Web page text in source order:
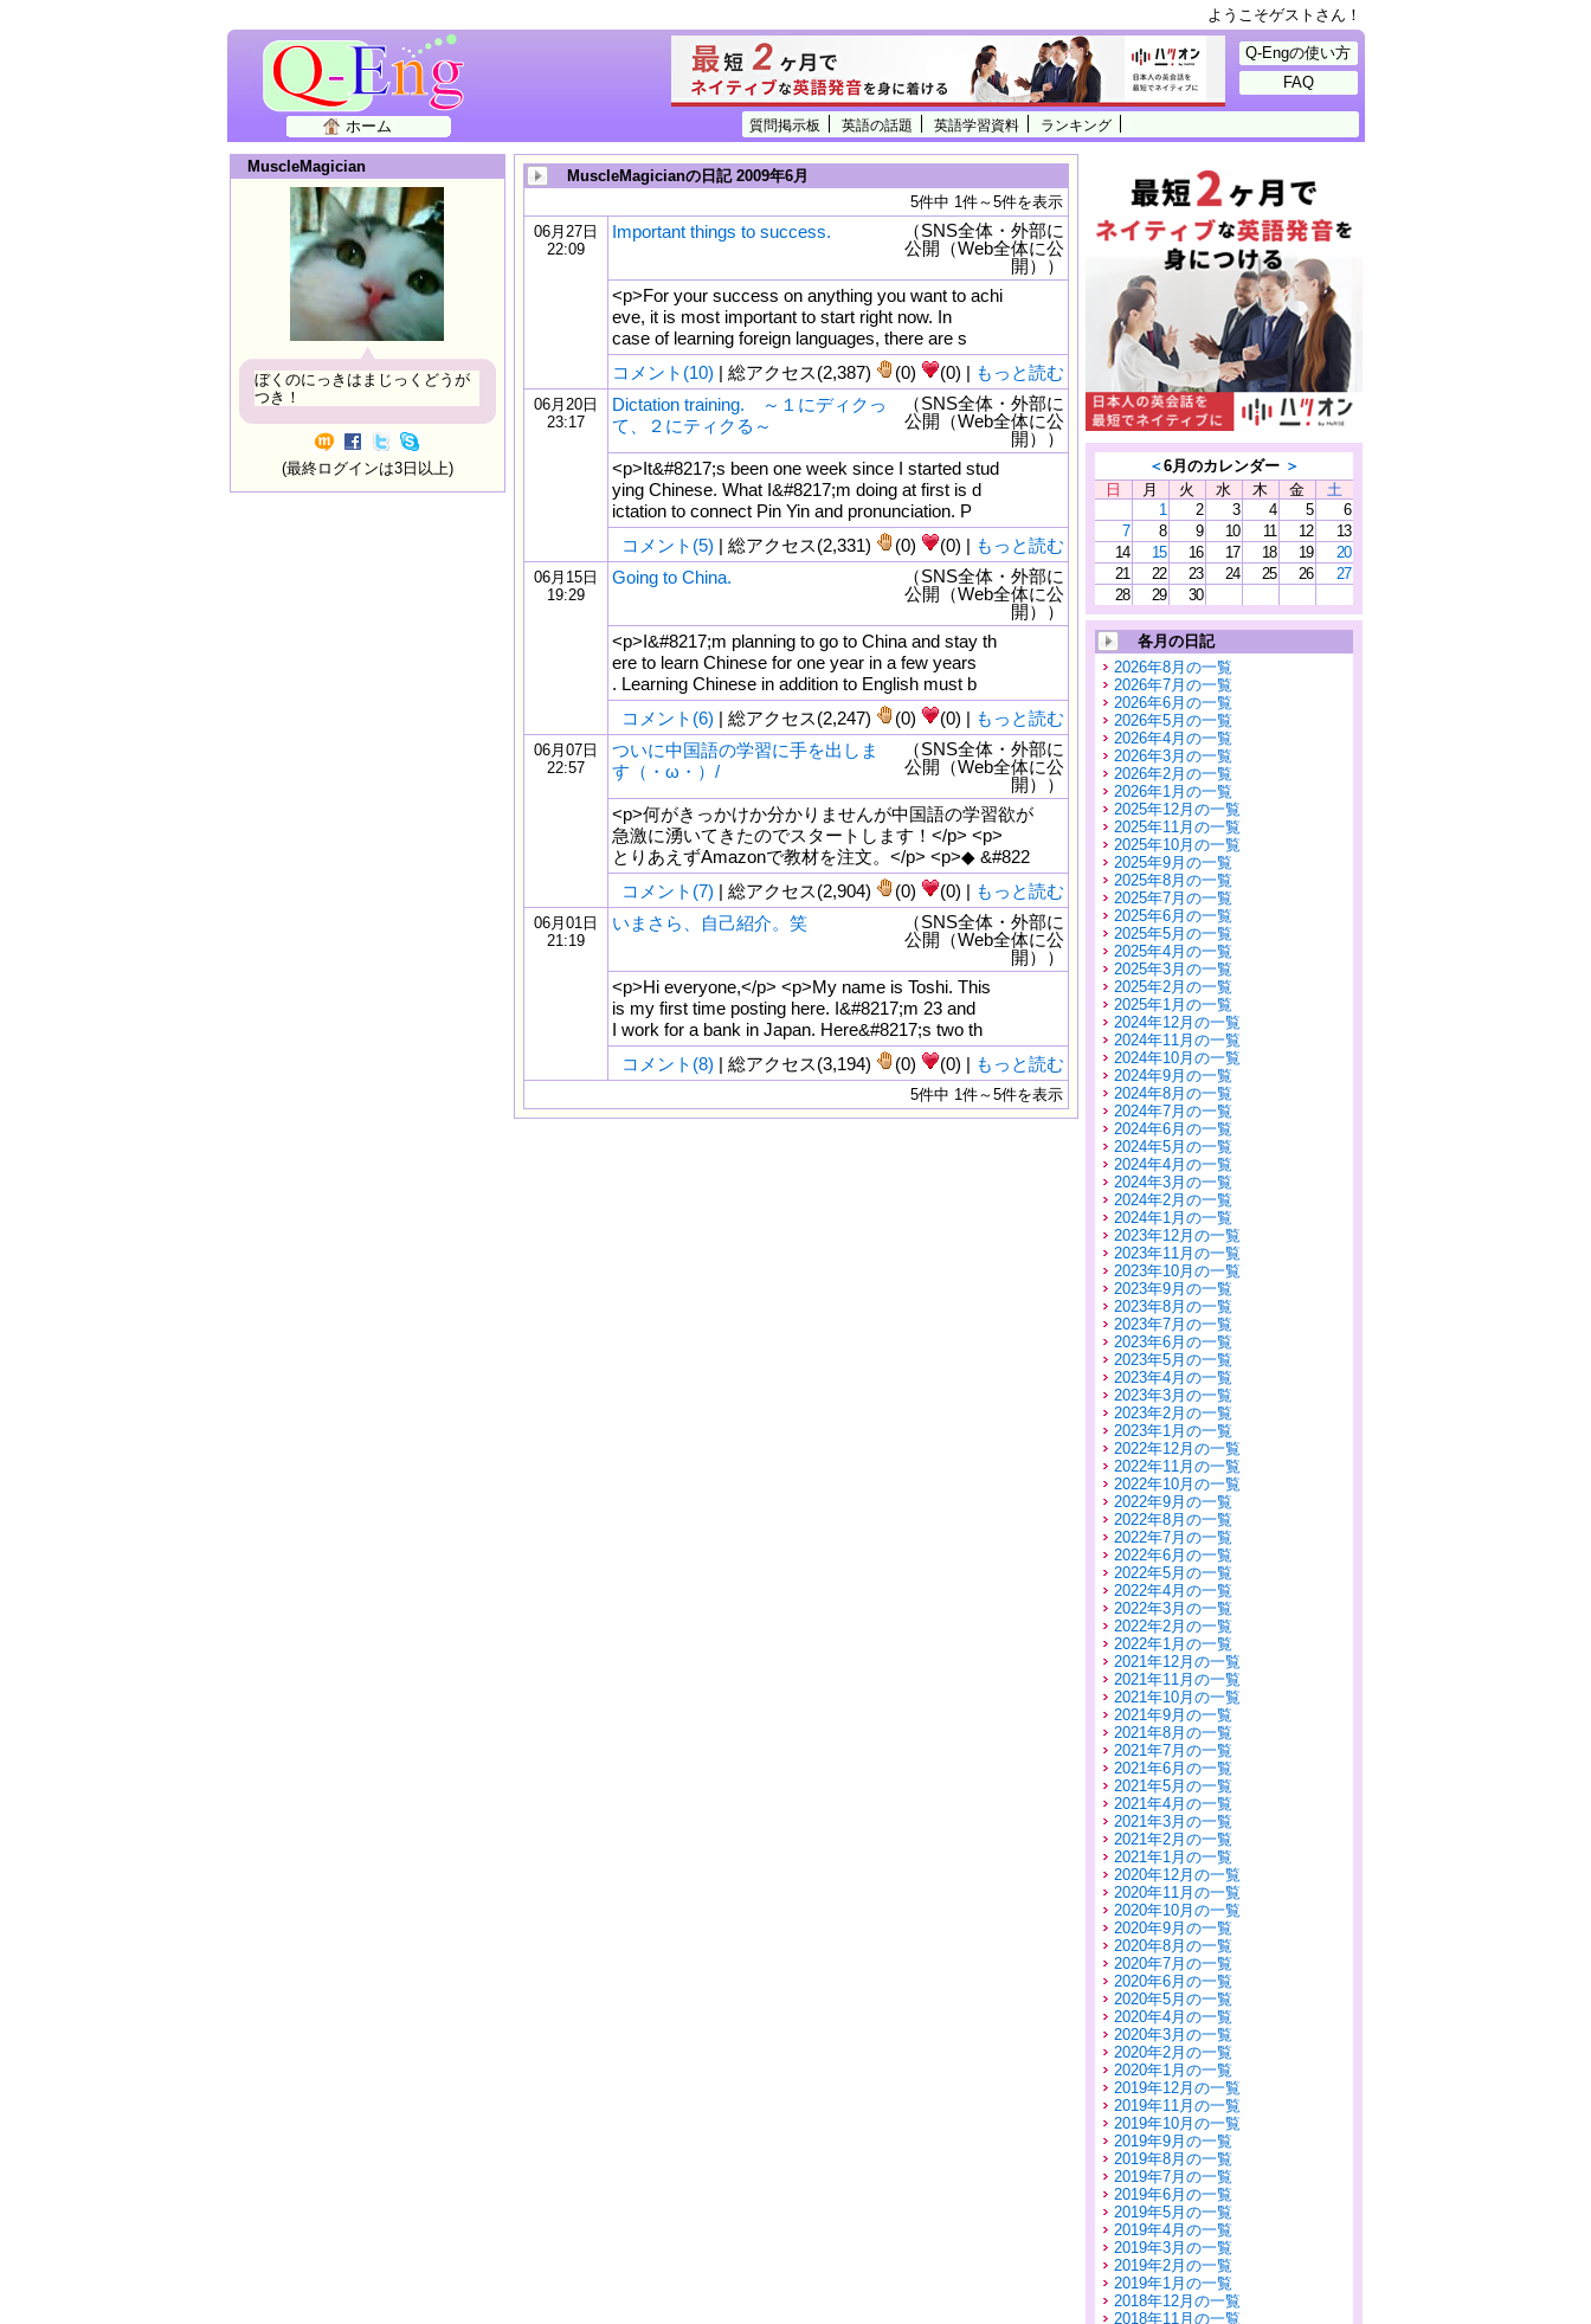
ようこそゲストさん！
質問掲示板 英語の話題 英語学習資料 ランキング
ホーム
Q-Engの使い方
FAQ
MuscleMagician
ぼくのにっきはまじっくどうが
つき！
(最終ログインは3日以上)
MuscleMagicianの日記 2009年6月
5件中 1件～5件を表示
06月27日
22:09
Important things to success.
（SNS全体・外部に
公開（Web全体に公
開））
<p>For your success on anything you want to achi
eve, it is most important to start right now. In
case of learning foreign languages, there are s
コメント(10) | 総アクセス(2,387) (0) (0) | もっと読む
06月20日
23:17
Dictation training. ～１にディクっ
て、２にティクる～
（SNS全体・外部に
公開（Web全体に公
開））
<p>It&#8217;s been one week since I started stud
ying Chinese. What I&#8217;m doing at first is d
ictation to connect Pin Yin and pronunciation. P
コメント(5) | 総アクセス(2,331) (0) (0) | もっと読む
06月15日
19:29
Going to China.
（SNS全体・外部に
公開（Web全体に公
開））
<p>I&#8217;m planning to go to China and stay th
ere to learn Chinese for one year in a few years
. Learning Chinese in addition to English must b
コメント(6) | 総アクセス(2,247) (0) (0) | もっと読む
06月07日
22:57
ついに中国語の学習に手を出しま
す（・ω・）/
（SNS全体・外部に
公開（Web全体に公
開））
<p>何がきっかけか分かりませんが中国語の学習欲が
急激に湧いてきたのでスタートします！</p> <p>
とりあえずAmazonで教材を注文。</p> <p>◆ &#822
コメント(7) | 総アクセス(2,904) (0) (0) | もっと読む
06月01日
21:19
いまさら、自己紹介。笑
（SNS全体・外部に
公開（Web全体に公
開））
<p>Hi everyone,</p> <p>My name is Toshi. This
is my first time posting here. I&#8217;m 23 and
I work for a bank in Japan. Here&#8217;s two th
コメント(8) | 総アクセス(3,194) (0) (0) | もっと読む
5件中 1件～5件を表示
＜6月のカレンダー ＞
日
月 火 水 木 金
土
1
2 3 4 5
6
7
8 9 10 11 12
13
14
15 16 17 18 19
20
21
22 23 24 25 26
27
28
29 30
各月の日記
2026年8月の一覧
2026年7月の一覧
2026年6月の一覧
2026年5月の一覧
2026年4月の一覧
2026年3月の一覧
2026年2月の一覧
2026年1月の一覧
2025年12月の一覧
2025年11月の一覧
2025年10月の一覧
2025年9月の一覧
2025年8月の一覧
2025年7月の一覧
2025年6月の一覧
2025年5月の一覧
2025年4月の一覧
2025年3月の一覧
2025年2月の一覧
2025年1月の一覧
2024年12月の一覧
2024年11月の一覧
2024年10月の一覧
2024年9月の一覧
2024年8月の一覧
2024年7月の一覧
2024年6月の一覧
2024年5月の一覧
2024年4月の一覧
2024年3月の一覧
2024年2月の一覧
2024年1月の一覧
2023年12月の一覧
2023年11月の一覧
2023年10月の一覧
2023年9月の一覧
2023年8月の一覧
2023年7月の一覧
2023年6月の一覧
2023年5月の一覧
2023年4月の一覧
2023年3月の一覧
2023年2月の一覧
2023年1月の一覧
2022年12月の一覧
2022年11月の一覧
2022年10月の一覧
2022年9月の一覧
2022年8月の一覧
2022年7月の一覧
2022年6月の一覧
2022年5月の一覧
2022年4月の一覧
2022年3月の一覧
2022年2月の一覧
2022年1月の一覧
2021年12月の一覧
2021年11月の一覧
2021年10月の一覧
2021年9月の一覧
2021年8月の一覧
2021年7月の一覧
2021年6月の一覧
2021年5月の一覧
2021年4月の一覧
2021年3月の一覧
2021年2月の一覧
2021年1月の一覧
2020年12月の一覧
2020年11月の一覧
2020年10月の一覧
2020年9月の一覧
2020年8月の一覧
2020年7月の一覧
2020年6月の一覧
2020年5月の一覧
2020年4月の一覧
2020年3月の一覧
2020年2月の一覧
2020年1月の一覧
2019年12月の一覧
2019年11月の一覧
2019年10月の一覧
2019年9月の一覧
2019年8月の一覧
2019年7月の一覧
2019年6月の一覧
2019年5月の一覧
2019年4月の一覧
2019年3月の一覧
2019年2月の一覧
2019年1月の一覧
2018年12月の一覧
2018年11月の一覧